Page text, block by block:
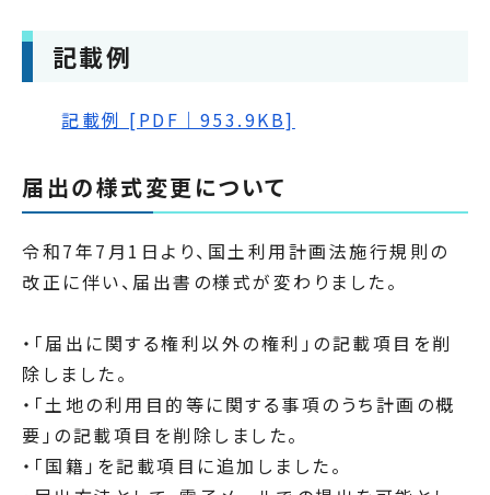
記載例
記載例 [PDF｜953.9KB]
届出の様式変更について
令和7年7月1日より、国土利用計画法施行規則の
改正に伴い、届出書の様式が変わりました。
・「届出に関する権利以外の権利」の記載項目を削
除しました。
・「土地の利用目的等に関する事項のうち計画の概
要」の記載項目を削除しました。
・「国籍」を記載項目に追加しました。